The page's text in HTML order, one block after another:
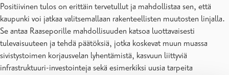
Positiivinen tulos on erittäin tervetullut ja mahdollistaa sen, että
kaupunki voi jatkaa valitsemallaan rakenteellisten muutosten linjalla.
Se antaa Raaseporille mahdollisuuden katsoa luottavaisesti
tulevaisuuteen ja tehdä päätöksiä, jotka koskevat muun muassa
sivistystoimen korjausvelan lyhentämistä, kasvuun liittyviä
infrastruktuuri-investointeja sekä esimerkiksi uusia tarpeita